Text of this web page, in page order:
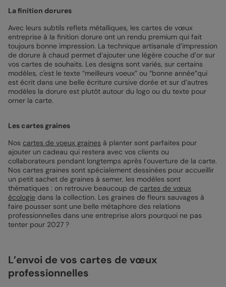
La finition dorures
Avec leurs subtils reflets métalliques, les cartes de vœux
entreprise à la finition dorure ont un rendu premium qui fait
toujours bonne impression. La technique artisanale d’impression
de dorure à chaud permet d’ajouter une légère couche d’or sur
vos cartes de souhaits. Les designs sont variés, sur certains
modèles, c'est le texte “meilleurs voeux” ou “bonne année”qui
est écrit dans une belle écriture cursive dorée et sur d’autres
modèles la dorure est plutôt autour du logo ou du texte pour
orner la carte.
Les cartes graines
Nos cartes de voeux graines à planter sont parfaites pour
ajouter un cadeau qui restera avec vos clients ou
collaborateurs pendant longtemps après l’ouverture de la carte.
Nos cartes graines sont spécialement dessinées pour accueillir
un petit sachet de graines à semer, les modèles sont
thématiques : on retrouve beaucoup de cartes de vœux
écologie dans la collection. Les graines de fleurs sauvages à
faire pousser sont une belle métaphore des relations
professionnelles dans une entreprise alors pourquoi ne pas
tenter pour 2027 ?
L’envoi de vos cartes de vœux
professionnelles